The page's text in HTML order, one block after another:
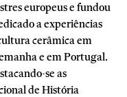
europeus e fundou
a experiências
cerâmica em
e em Portugal.
se as
de História